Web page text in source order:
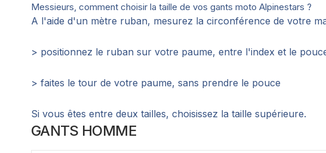
Messieurs, comment choisir la taille de vos gants moto Alpinestars ?
A l'aide d'un mètre ruban, mesurez la circonférence de votre
> positionnez le ruban sur votre paume, entre l'index et le
> faites le tour de votre paume, sans prendre le pouce
Si vous êtes entre deux tailles, choisissez la taille supérieure.
GANTS HOMME